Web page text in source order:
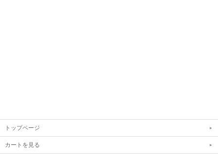
トップページ
カートを見る